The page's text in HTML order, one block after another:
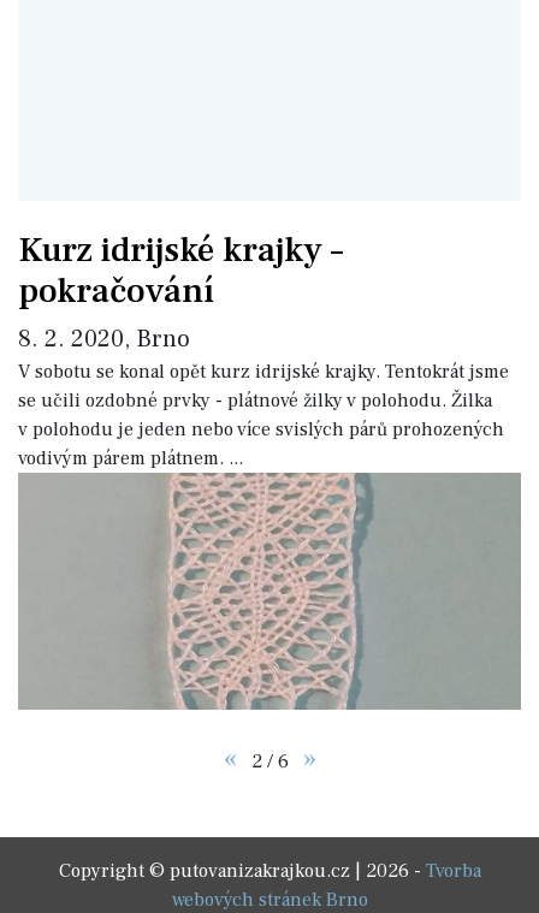
Kurz idrijské krajky –
pokračování
8. 2. 2020, Brno
V sobotu se konal opět kurz idrijské krajky. Tentokrát jsme
se učili ozdobné prvky - plátnové žilky v polohodu. Žilka
v polohodu je jeden nebo více svislých párů prohozených
vodivým párem plátnem. ...
« 2 / 6 »
Copyright © putovanizakrajkou.cz | 2026 - Tvorba
webových stránek Brno